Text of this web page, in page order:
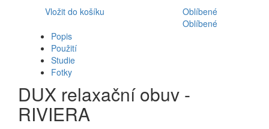
Vložit do košíku
Oblíbené
Oblíbené
Popis
Použití
Studie
Fotky
DUX relaxační obuv -
RIVIERA